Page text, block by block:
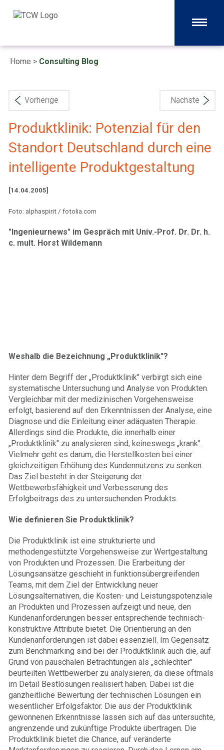
Home > Consulting Blog
Vorherige Nächste
Produktklinik: Potenzial für den
Standort Deutschland durch eine
intelligente Produktgestaltung
[14.04.2005]
Foto: alphaspirit / fotolia.com
"Ingenieurnews" im Gespräch mit Univ.-Prof. Dr. Dr. h.
c. mult. Horst Wildemann
Weshalb die Bezeichnung „Produktklinik"?
Hinter dem Begriff der „Produktklinik" verbirgt sich eine
systematische Untersuchung und Analyse von Produkten.
Vergleichbar mit der medizinischen Vorgehensweise
erfolgt, basierend auf den Erkenntnissen der Analyse, eine
Diagnose und die Einleitung einer adäquaten Therapie.
Allerdings sind die Produkte, die innerhalb einer
„Produktklinik" zu analysieren sind, keineswegs „krank".
Vielmehr geht es darum, die Herstellkosten bei einer
gleichzeitigen Erhöhung des Kundennutzens zu senken.
Das Ziel besteht in der Steigerung der
Wettbewerbsfähigkeit und Verbesserung des
Erfolgbeitrags des zu untersuchenden Produkts.
Wie definieren Sie Produktklinik?
Die Produktklinik ist eine strukturierte und
methodengestützte Vorgehensweise zur Wertgestaltung
von Produkten und Prozessen. Die Erarbeitung der
Lösungsansätze geschieht in funktionsübergreifenden
Teams, mit dem Ziel der Entwicklung neuer
Lösungsalternativen, die Kosten- und Leistungs­potenziale
an Produkten und Prozessen auf­zeigt und neue, den
Kundenanforderungen besser ent­sprechende technisch-
konstruktive Attri­bute bietet. Die Orientierung an den
Kundenanforderungen ist dabei essenziell. Im Gegensatz
zum Benchmarking sind bei der Produktklinik auch die, auf
Grund von pauschalen Be­trachtungen als „schlechte­r"
beurteilten Wettbewerber zu analysieren, da diese oftmals
im Detail Bestlö­sungen realisiert haben. Dabei ist die
ganzheitliche Bewertung der technischen Lösungen ein
wesentlicher Erfolgsfaktor. Die aus der Produktklinik
gewonnenen Erkenntnisse lassen sich auf das untersuchte,
angrenzende und zukünftige Produkte übertragen. Die
Produktklinik bietet die Chance, auf veränderte